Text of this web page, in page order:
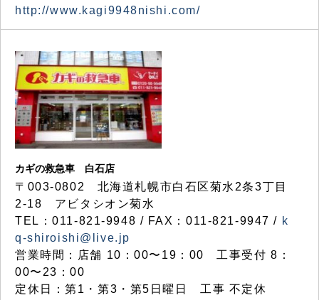
http://www.kagi9948nishi.com/
カギの救急車 白石店
〒003-0802 北海道札幌市白石区菊水2条3丁目
2-18 アビタシオン菊水
TEL：011-821-9948 / FAX：011-821-9947 / k
q-shiroishi@live.jp
営業時間：店舗 10：00〜19：00 工事受付 8：
00〜23：00
定休日：第1・第3・第5日曜日 工事 不定休